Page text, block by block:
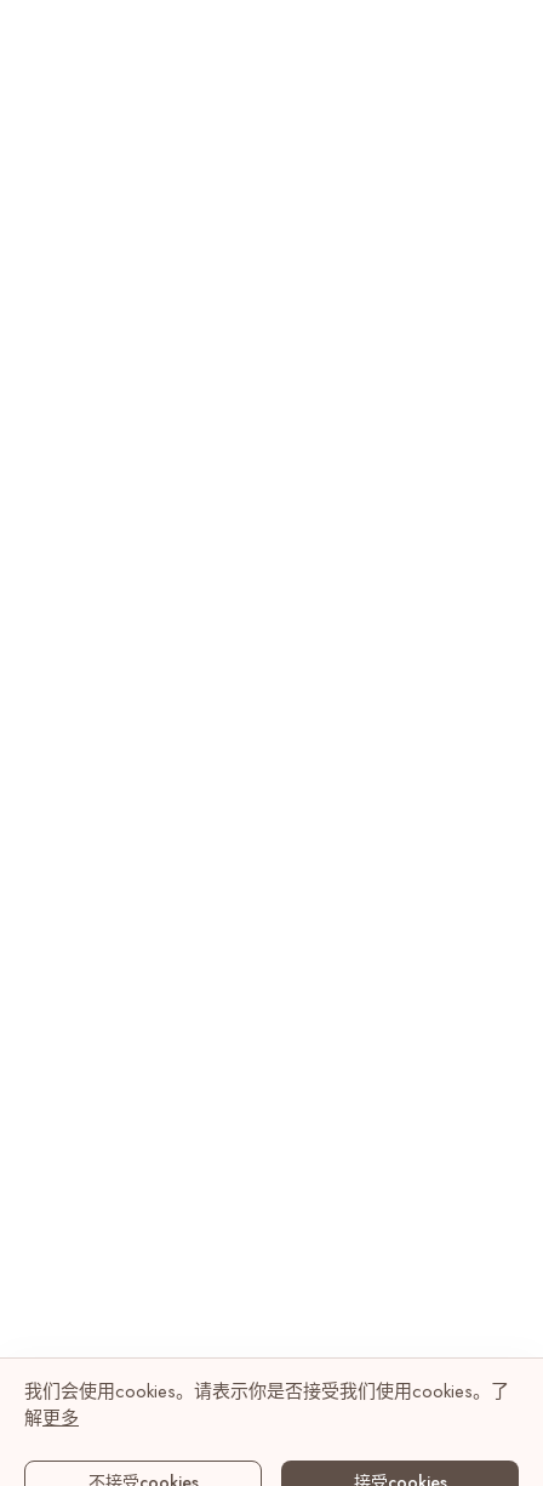
我们会使用cookies。请表示你是否接受我们使用cookies。了
解更多